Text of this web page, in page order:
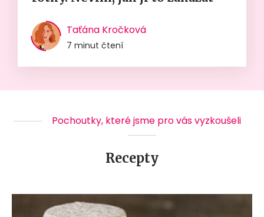
Taťána Kročková
7 minut čtení
Pochoutky, které jsme pro vás vyzkoušeli
Recepty